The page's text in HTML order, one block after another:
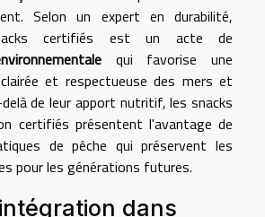
Selon un expert en durabilité,
certifiés est un acte de
qui favorise une
et respectueuse des mers et
de leur apport nutritif, les snacks
certifiés présentent l'avantage de
de pêche qui préservent les
pour les générations futures.
dans